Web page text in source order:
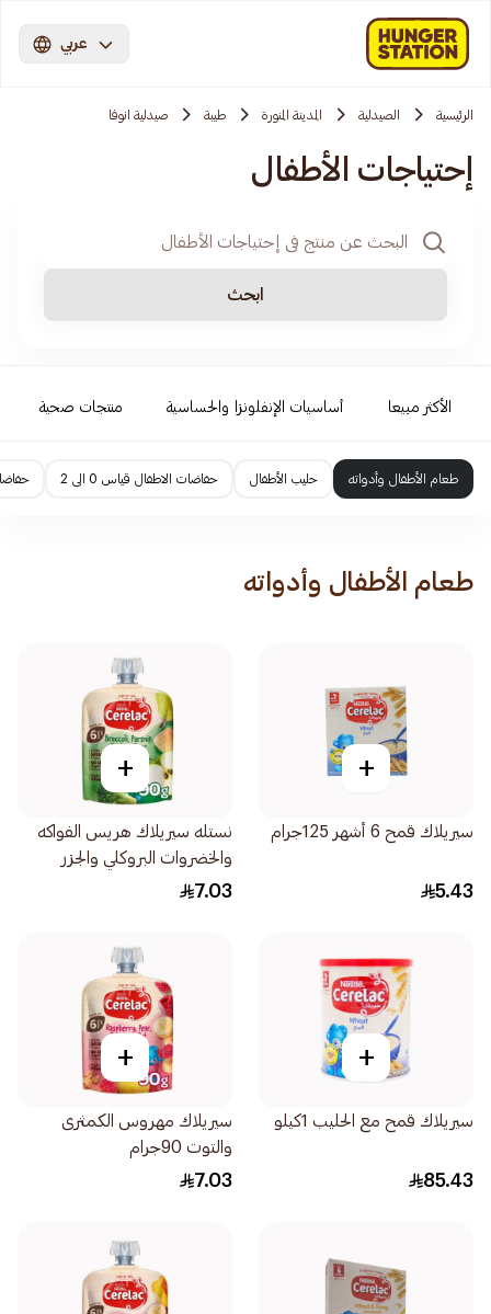
عربي
الرئيسية الصيدلية المدينة المنورة طيبة صيدلية انوفا
إحتياجات الأطفال
ابحث
الأكثر مبيعا أساسيات الإنفلونزا والحساسية منتجات صحية
طعام الأطفال وأدواته حليب الأطفال حفاضات الاطفال قياس 0 الى 2
طعام الأطفال وأدواته
+
سيريلاك قمح 6 أشهر 125جرام
5.43
+
نستله سيريلاك هريس الفواكه
والخضروات البروكلي والجزر
الأبيض والتفاح والكمثرى
7.03
+
سيريلاك قمح مع الحليب 1كيلو
85.43
+
سيريلاك مهروس الكمثرى
والتوت 90جرام
7.03